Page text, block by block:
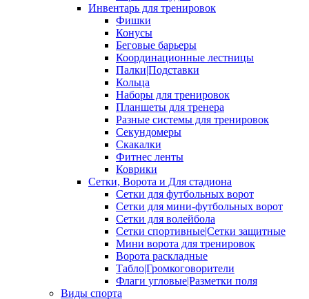
Инвентарь для тренировок
Фишки
Конусы
Беговые барьеры
Координационные лестницы
Палки|Подставки
Кольца
Наборы для тренировок
Планшеты для тренера
Разные системы для тренировок
Секундомеры
Скакалки
Фитнес ленты
Коврики
Сетки, Ворота и Для стадиона
Сетки для футбольных ворот
Сетки для мини-футбольных ворот
Сетки для волейбола
Сетки спортивные|Сетки защитные
Мини ворота для тренировок
Ворота раскладные
Табло|Громкоговорители
Флаги угловые|Разметки поля
Виды спорта